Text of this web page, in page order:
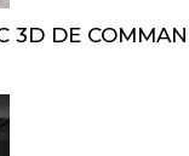
3D DE COMMAN